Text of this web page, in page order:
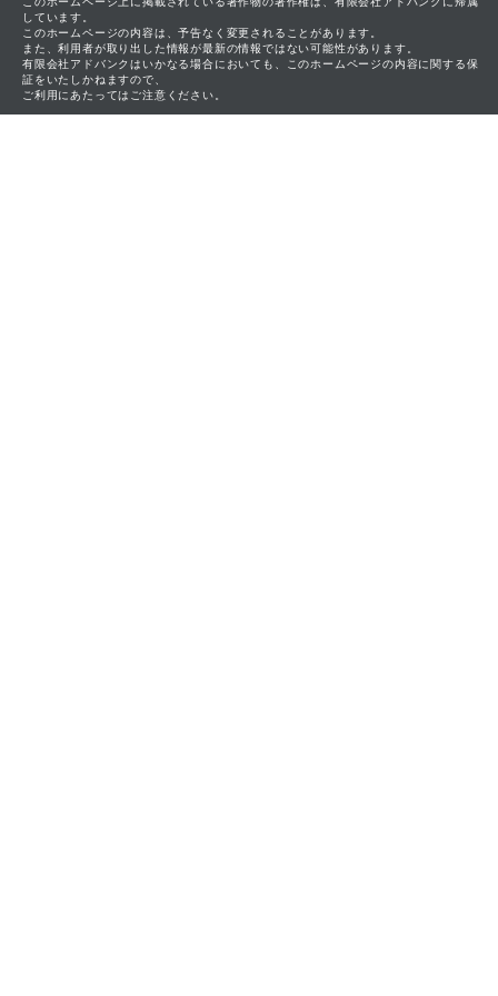
しています。
このホームページの内容は、予告なく変更されることがあります。
また、利用者が取り出した情報が最新の情報ではない可能性があります。
有限会社アドバンクはいかなる場合においても、このホームページの内容に関する保
証をいたしかねますので、
ご利用にあたってはご注意ください。